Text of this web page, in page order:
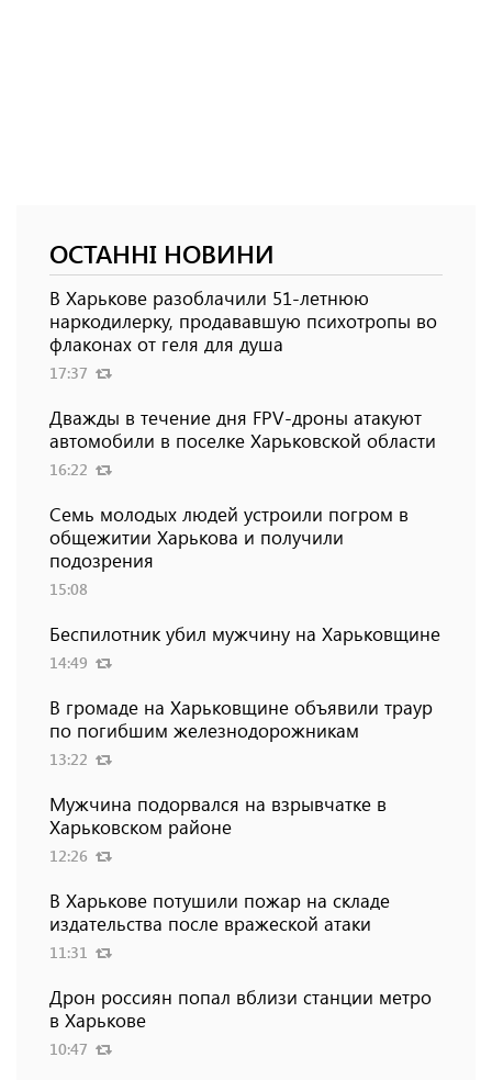
ОСТАННІ НОВИНИ
В Харькове разоблачили 51-летнюю
наркодилерку, продававшую психотропы во
флаконах от геля для душа
17:37
Дважды в течение дня FPV-дроны атакуют
автомобили в поселке Харьковской области
16:22
Семь молодых людей устроили погром в
общежитии Харькова и получили
подозрения
15:08
Беспилотник убил мужчину на Харьковщине
14:49
В громаде на Харьковщине объявили траур
по погибшим железнодорожникам
13:22
Мужчина подорвался на взрывчатке в
Харьковском районе
12:26
В Харькове потушили пожар на складе
издательства после вражеской атаки
11:31
Дрон россиян попал вблизи станции метро
в Харькове
10:47